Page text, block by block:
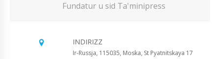
Fundatur u sid Ta'minipress
INDIRIZZ
Ir-Russja, 115035, Moska, St Pyatnitskaya 17